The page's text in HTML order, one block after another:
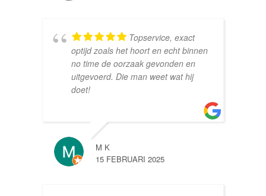
Topservice, exact
optijd zoals het hoort en echt binnen
no time de oorzaak gevonden en
uitgevoerd. Die man weet wat hij
doet!
M K
15 FEBRUARI 2025